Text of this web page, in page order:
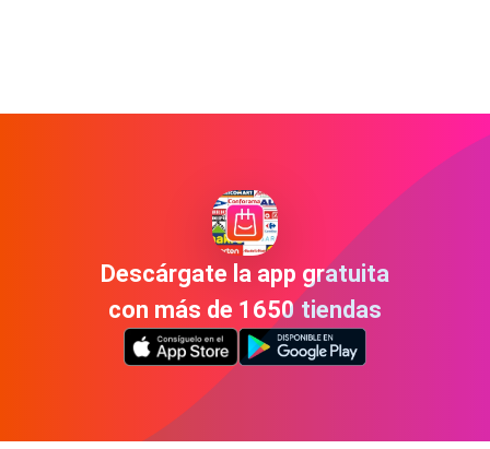
Descárgate la app gratuita
con más de 1650 tiendas